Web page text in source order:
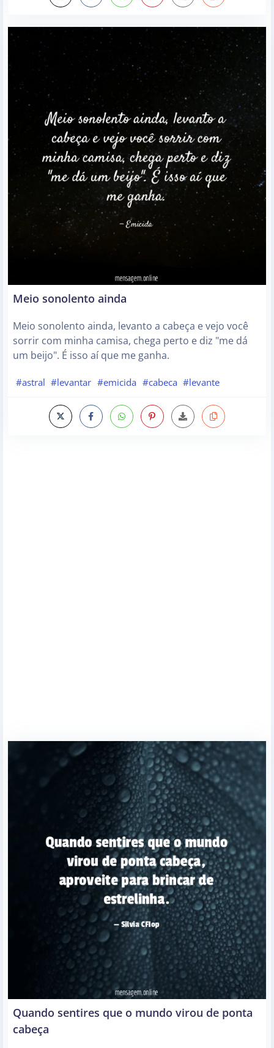
Meio sonolento ainda
Meio sonolento ainda, levanto a cabeça e vejo você
sorrir com minha camisa, chega perto e diz "me dá
um beijo". É isso aí que me ganha.
#astral #levantar #emicida #cabeca #levante
Quando sentires que o mundo virou de ponta
cabeça